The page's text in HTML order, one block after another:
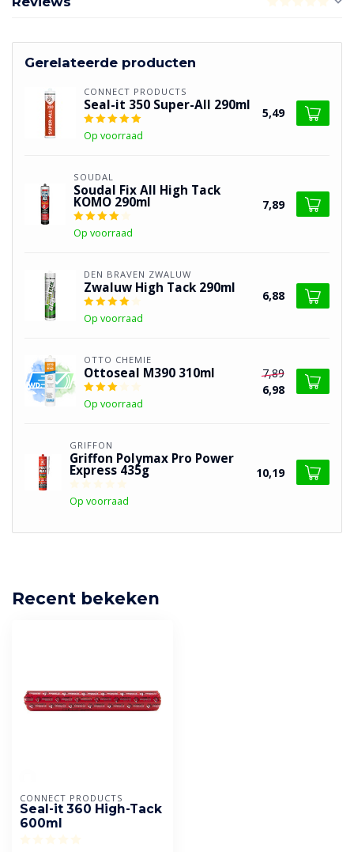
Gerelateerde producten
CONNECT PRODUCTS
Seal-it 350 Super-All 290ml
Op voorraad
5,49
SOUDAL
Soudal Fix All High Tack
KOMO 290ml
Op voorraad
7,89
DEN BRAVEN ZWALUW
Zwaluw High Tack 290ml
Op voorraad
6,88
OTTO CHEMIE
Ottoseal M390 310ml
Op voorraad
7,89
6,98
GRIFFON
Griffon Polymax Pro Power
Express 435g
Op voorraad
10,19
Recent bekeken
CONNECT PRODUCTS
Seal-it 360 High-Tack
600ml